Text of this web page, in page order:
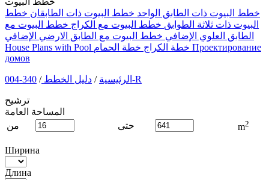
خطط البيوت ذات الطابق الواحد خطط البيوت ذات الطابقان خطط
البيوت ذات ثلاثة الطوابق خطط البيوت مع الكراج خطط البيوت مع
الطابق العلوي الإضافي خطط البيوت مع الطابق الارضي الإضافي
House Plans with Pool
خطة الكراج خطة الحمام
Проектирование
домов
الرئيسية / دليل الخطط / 340-004-R
ترشيح
المساحة العامة
من
حتى m2
Ширина
Длина